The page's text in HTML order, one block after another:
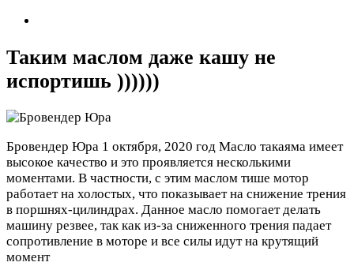
Таким маслом даже кашу не
испортишь ))))))
Бровендер Юра 1 октября, 2020 год Масло такаяма имеет
высокое качество и это проявляется несколькими
моментами. В частности, с этим маслом тише мотор
работает на холостых, что показывает на снижение трения
в поршнях-цилиндрах. Данное масло помогает делать
машину резвее, так как из-за сниженного трения падает
сопротивление в моторе и все силы идут на крутящий
момент